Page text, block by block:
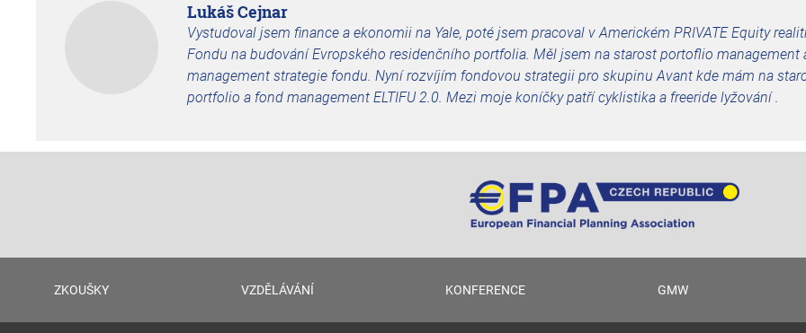
Lukáš Cejnar
Vystudoval jsem finance a ekonomii na Yale, poté jsem pracoval v Americkém PRIVATE Equity
Fondu na budování Evropského residenčního portfolia. Měl jsem na starost portoflio management
management strategie fondu. Nyní rozvíjím fondovou strategii pro skupinu Avant kde mám na
portfolio a fond management ELTIFU 2.0. Mezi moje koníčky patří cyklistika a freeride lyžování .
ZKOUŠKY VZDĚLÁVÁNÍ KONFERENCE GMW